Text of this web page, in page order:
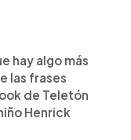
hay algo más
las frases
de Teletón
Henrick